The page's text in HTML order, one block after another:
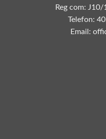
Reg com:
Telefon:
Email: